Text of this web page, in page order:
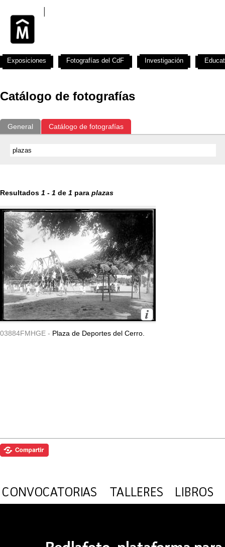
Catálogo de fotografías
General Catálogo de fotografías
Resultados 1 - 1 de 1 para plazas
03884FMHGE - Plaza de Deportes del Cerro.
Exposiciones Fotografías del CdF Investigación